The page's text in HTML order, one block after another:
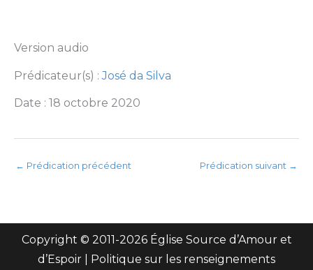
Version audio
Prédicateur(s) :José da Silva
Date : 18 octobre 2020
← Prédication précédent Prédication suivant →
Copyright © 2011-2026 Église Source d’Amour et
d’Espoir |
Politique sur les renseignements